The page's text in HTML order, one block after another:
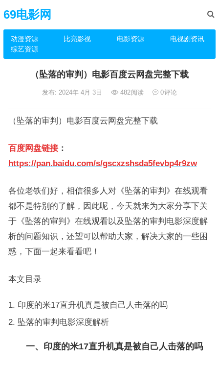
69电影网
动漫资源 比亮影视 电影资源
电视剧资讯
综艺资源
（坠落的审判）电影百度云网盘完整下载
发布: 2024年 4月 3日 482阅读 0评论
（坠落的审判）电影百度云网盘完整下载
百度网盘链接：
https://pan.baidu.com/s/gscxzshsda5fevbp4r9zw
各位老铁们好，相信很多人对《坠落的审判》在线观看
都不是特别的了解，因此呢，今天就来为大家分享下关
于《坠落的审判》在线观看以及坠落的审判电影深度解
析的问题知识，还望可以帮助大家，解决大家的一些困
惑，下面一起来看看吧！
本文目录
印度的米17直升机真是被自己人击落的吗
坠落的审判电影深度解析
一、印度的米17直升机真是被自己人击落的吗